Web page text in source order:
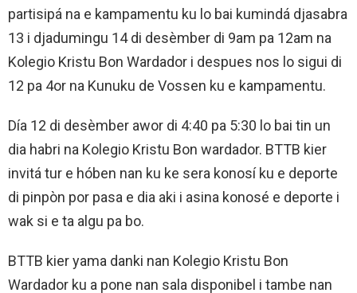
partisipá na e kampamentu ku lo bai kumindá djasabra
13 i djadumingu 14 di desèmber di 9am pa 12am na
Kolegio Kristu Bon Wardador i despues nos lo sigui di
12 pa 4or na Kunuku de Vossen ku e kampamentu.
Día 12 di desèmber awor di 4:40 pa 5:30 lo bai tin un
dia habri na Kolegio Kristu Bon wardador. BTTB kier
invitá tur e hóben nan ku ke sera konosí ku e deporte
di pinpòn por pasa e dia aki i asina konosé e deporte i
wak si e ta algu pa bo.
BTTB kier yama danki nan Kolegio Kristu Bon
Wardador ku a pone nan sala disponibel i tambe nan